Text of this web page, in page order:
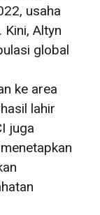
usaha
Kini, Altyn
global
ke area
lahir
juga